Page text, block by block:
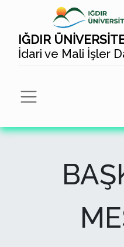
IĞDIR
İdari ve Mali İşler